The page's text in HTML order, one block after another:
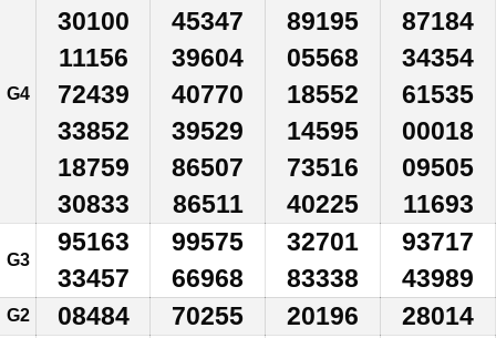
G4
30100
11156
72439
33852
18759
30833
45347
39604
40770
39529
86507
86511
89195
05568
18552
14595
73516
40225
87184
34354
61535
00018
09505
11693
G3
95163
33457
99575
66968
32701
83338
93717
43989
G2 08484 70255 20196 28014